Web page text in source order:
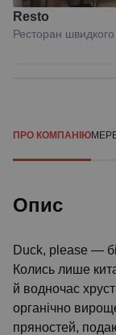
Resto
Ресторан
ПРО КОМПАНІЮ
Опис
Duck, please —
Колись лише
й водночас
органічно
пряностей,